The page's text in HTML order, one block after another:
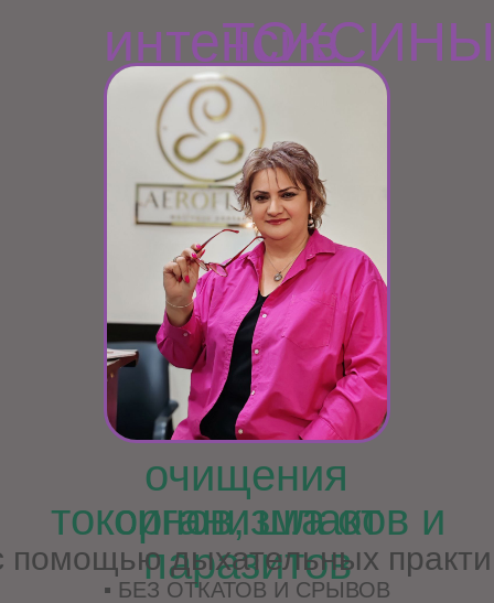
токсинов, шлаков и
паразитов
очищения
организма от
ТОКСИНЫ
интенсив
помощью дыхательных
▪ БЕЗ ОТКАТОВ И СРЫВОВ